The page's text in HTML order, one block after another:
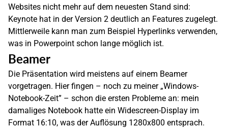
Websites nicht mehr auf dem neuesten Stand sind:
Keynote hat in der Version 2 deutlich an Features zugelegt.
Mittlerweile kann man zum Beispiel Hyperlinks verwenden,
was in Powerpoint schon lange möglich ist.
Beamer
Die Präsentation wird meistens auf einem Beamer
vorgetragen. Hier fingen – noch zu meiner „Windows-
Notebook-Zeit” – schon die ersten Probleme an: mein
damaliges Notebook hatte ein Widescreen-Display im
Format 16:10, was der Auflösung 1280x800 entsprach.